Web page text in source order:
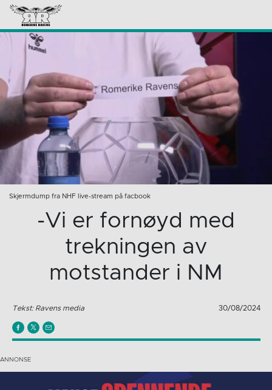
Skjermdump fra NHF live-stream på facbook
-Vi er fornøyd med
trekningen av
motstander i NM
Tekst: Ravens media 30/08/2024